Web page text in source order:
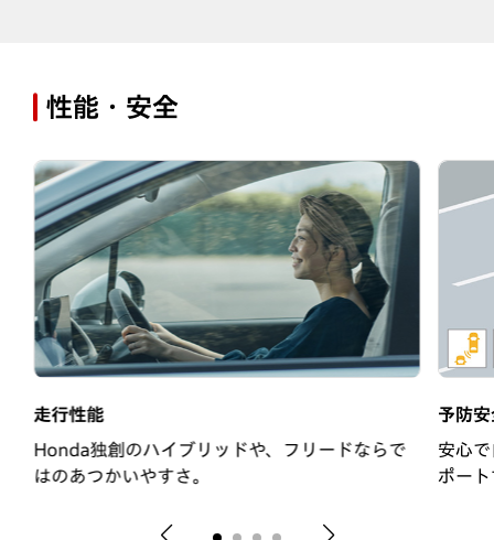
性能・安全
走行性能
Honda独創のハイブリッドや、フリードならで
はのあつかいやすさ。
予防
安心
ポー